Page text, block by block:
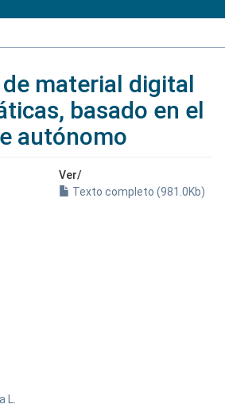
material digital
basado en el
autónomo
Ver/
Texto completo (981.0Kb)